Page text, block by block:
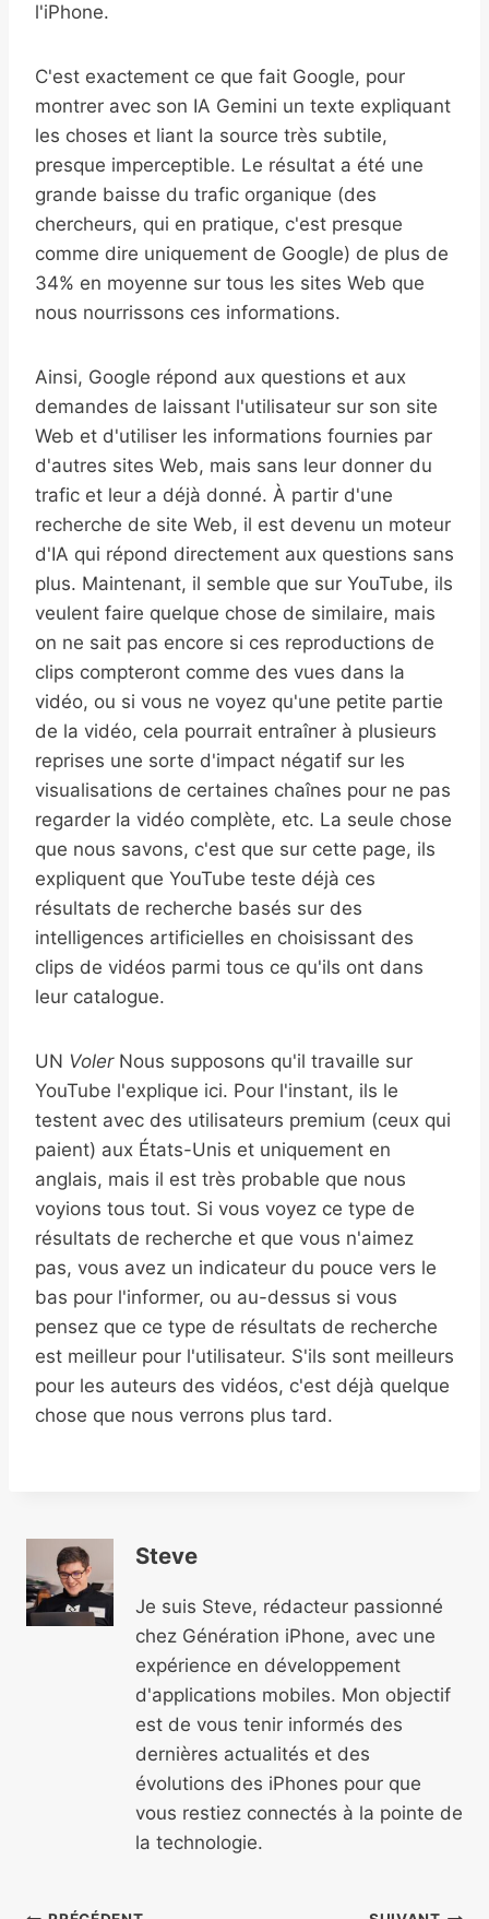
l'iPhone.
C'est exactement ce que fait Google, pour
montrer avec son IA Gemini un texte expliquant
les choses et liant la source très subtile,
presque imperceptible. Le résultat a été une
grande baisse du trafic organique (des
chercheurs, qui en pratique, c'est presque
comme dire uniquement de Google) de plus de
34% en moyenne sur tous les sites Web que
nous nourrissons ces informations.
Ainsi, Google répond aux questions et aux
demandes de laissant l'utilisateur sur son site
Web et d'utiliser les informations fournies par
d'autres sites Web, mais sans leur donner du
trafic et leur a déjà donné. À partir d'une
recherche de site Web, il est devenu un moteur
d'IA qui répond directement aux questions sans
plus. Maintenant, il semble que sur YouTube, ils
veulent faire quelque chose de similaire, mais
on ne sait pas encore si ces reproductions de
clips compteront comme des vues dans la
vidéo, ou si vous ne voyez qu'une petite partie
de la vidéo, cela pourrait entraîner à plusieurs
reprises une sorte d'impact négatif sur les
visualisations de certaines chaînes pour ne pas
regarder la vidéo complète, etc. La seule chose
que nous savons, c'est que sur cette page, ils
expliquent que YouTube teste déjà ces
résultats de recherche basés sur des
intelligences artificielles en choisissant des
clips de vidéos parmi tous ce qu'ils ont dans
leur catalogue.
UN VolerNous supposons qu'il travaille sur
YouTube l'explique ici. Pour l'instant, ils le
testent avec des utilisateurs premium (ceux qui
paient) aux États-Unis et uniquement en
anglais, mais il est très probable que nous
voyions tous tout. Si vous voyez ce type de
résultats de recherche et que vous n'aimez
pas, vous avez un indicateur du pouce vers le
bas pour l'informer, ou au-dessus si vous
pensez que ce type de résultats de recherche
est meilleur pour l'utilisateur. S'ils sont meilleurs
pour les auteurs des vidéos, c'est déjà quelque
chose que nous verrons plus tard.
Steve
Je suis Steve, rédacteur passionné
chez Génération iPhone, avec une
expérience en développement
d'applications mobiles. Mon objectif
est de vous tenir informés des
dernières actualités et des
évolutions des iPhones pour que
vous restiez connectés à la pointe de
la technologie.